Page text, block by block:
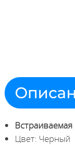
Цвет: Черный